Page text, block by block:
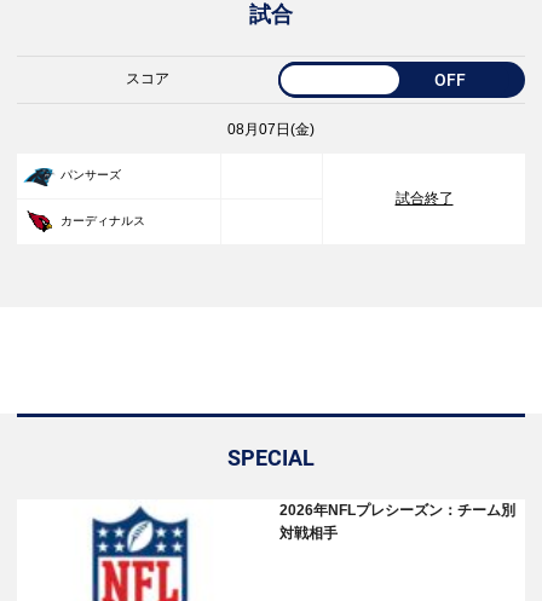
試合
スコア OFF
08月07日(金)
パンサーズ
試合終了
カーディナルス
SPECIAL
2026年NFLプレシーズン：チーム別
対戦相手